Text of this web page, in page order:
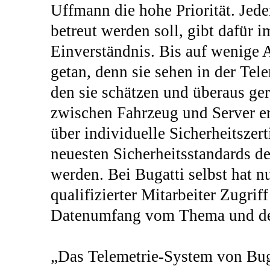
Uffmann die hohe Priorität.
betreut werden soll, gibt dafür
Einverständnis. Bis auf wenige
getan, denn sie sehen in der
den sie schätzen und überaus
zwischen Fahrzeug und Server
über individuelle
neuesten Sicherheitsstandards
werden. Bei Bugatti selbst hat
qualifizierter Mitarbeiter
Datenumfang vom Thema und
„Das Telemetrie-System von